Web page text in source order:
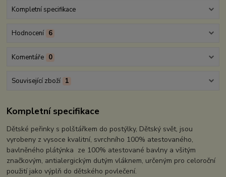
Kompletní specifikace
Hodnocení 6
Komentáře 0
Související zboží 1
Kompletní specifikace
Dětské peřinky s polštářkem do postýlky, Dětský svět, jsou
vyrobeny z vysoce kvalitní, svrchního 100% atestovaného,
bavlněného plátýnka ze 100% atestované bavlny a všitým
značkovým, antialergickým dutým vláknem, určeným pro celoroční
použití jako výplň do dětského povlečení.